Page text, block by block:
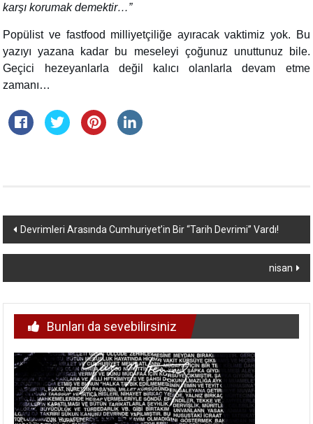
karşı korumak demektir…”
Popülist ve fastfood milliyetçiliğe ayıracak vaktimiz yok. Bu
yazıyı yazana kadar bu meseleyi çoğunuz unuttunuz bile.
Geçici hezeyanlarla değil kalıcı olanlarla devam etme
zamanı…
Yazı
dolaşımı
Devrimleri Arasında Cumhuriyet’in Bir “Tarih Devrimi” Vardı!
nisan
Bunları da sevebilirsiniz